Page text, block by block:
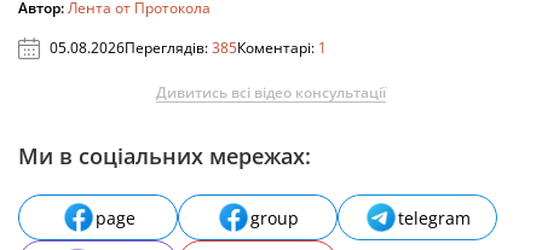
Автор:Лента от Протокола
05.08.2026Переглядів:385Коментарі: 1
Дивитись всі відео консультації
Ми в соціальних мережах:
page group
telegram